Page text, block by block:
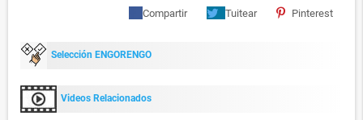
Compartir Tuitear Pinterest
Selección ENGORENGO
Videos Relacionados